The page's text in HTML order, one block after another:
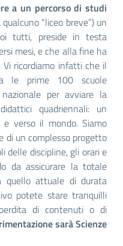
a un percorso di studi
“liceo breve”) un
tutti, preside in testa
mesi, e che alla fine ha
ricordiamo infatti che il
le prime 100 scuole
per avviare la
quadriennali: un
e verso il mondo. Siamo
di un complesso progetto
delle discipline, gli orari e
da assicurare la totale
quello attuale di durata
potete stare tranquilli
di contenuti o di
sarà Scienze